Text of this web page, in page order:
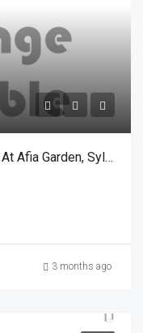
3 BHK Luxury Ready Flat For Sale At Afia Garden, Sylhet | আফিয়া গার্ডেন শেখ ঘাট সিলেটে লাক্সারি ফ্ল্যাট বিক্রয়
3 months ago